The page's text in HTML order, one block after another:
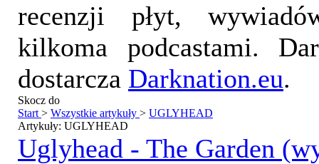
recenzji płyt,
kilkoma podcastami.
dostarcza Darknation.eu.
Skocz do
Start > Wszystkie artykuły > UGLYHEAD
Artykuły: UGLYHEAD
Uglyhead - The Garden